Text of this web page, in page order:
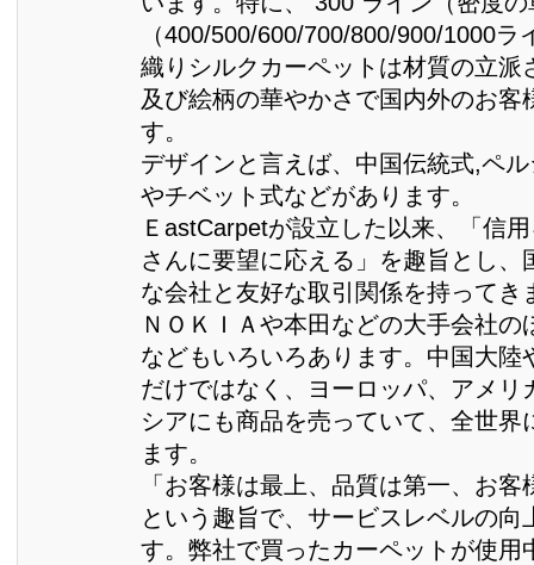
（400/500/600/700/800/900/1000ラ
織りシルクカーペットは材質の立派
及び絵柄の華やかさで国内外のお客
す。
デザインと言えば、中国伝統式,ペ
やチベット式などがあります。
ＥastCarpetが設立した以来、「信
さんに要望に応える」を趣旨とし、
な会社と友好な取引関係を持ってき
ＮＯＫＩＡや本田などの大手会社の
などもいろいろあります。中国大陸
だけではなく、ヨーロッパ、アメリ
シアにも商品を売っていて、全世界
ます。
「お客様は最上、品質は第一、お
という趣旨で、サービスレベルの向
す。弊社で買ったカーペットが使用